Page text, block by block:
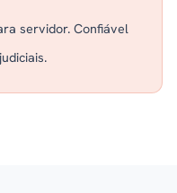
servidor. Confiável